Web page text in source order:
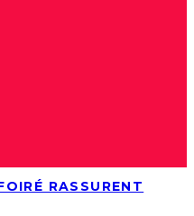
RASSURENT